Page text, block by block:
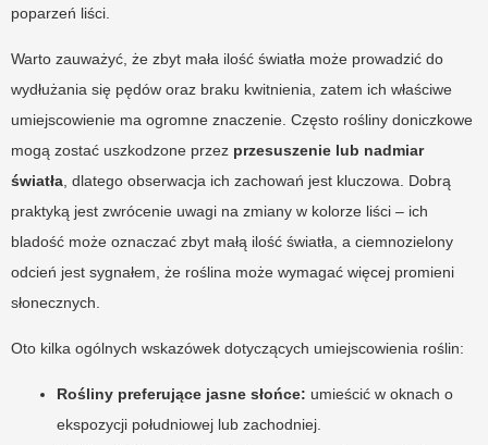
poparzeń liści.
Warto zauważyć, że zbyt mała ilość światła może prowadzić do
wydłużania się pędów oraz braku kwitnienia, zatem ich właściwe
umiejscowienie ma ogromne znaczenie. Często rośliny doniczkowe
mogą zostać uszkodzone przez przesuszenie lub nadmiar
światła, dlatego obserwacja ich zachowań jest kluczowa. Dobrą
praktyką jest zwrócenie uwagi na zmiany w kolorze liści – ich
bladość może oznaczać zbyt małą ilość światła, a ciemnozielony
odcień jest sygnałem, że roślina może wymagać więcej promieni
słonecznych.
Oto kilka ogólnych wskazówek dotyczących umiejscowienia roślin:
Rośliny preferujące jasne słońce: umieścić w oknach o
ekspozycji południowej lub zachodniej.